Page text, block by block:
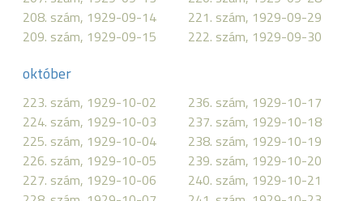
208. szám, 1929-09-14
209. szám, 1929-09-15
221. szám, 1929-09-29
222. szám, 1929-09-30
október
223. szám, 1929-10-02
224. szám, 1929-10-03
225. szám, 1929-10-04
226. szám, 1929-10-05
227. szám, 1929-10-06
236. szám, 1929-10-17
237. szám, 1929-10-18
238. szám, 1929-10-19
239. szám, 1929-10-20
240. szám, 1929-10-21